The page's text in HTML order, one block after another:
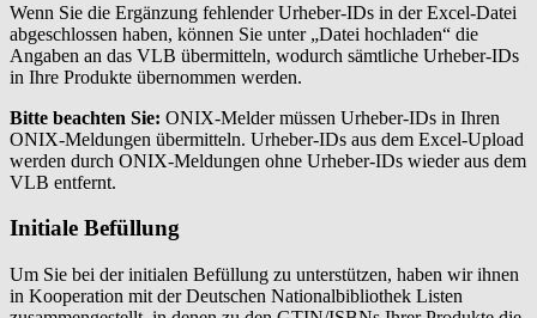
Wenn Sie die Ergänzung fehlender Urheber-IDs in der Excel-Datei
abgeschlossen haben, können Sie unter „Datei hochladen“ die
Angaben an das VLB übermitteln, wodurch sämtliche Urheber-IDs
in Ihre Produkte übernommen werden.
Bitte beachten Sie: ONIX-Melder müssen Urheber-IDs in Ihren
ONIX-Meldungen übermitteln. Urheber-IDs aus dem Excel-Upload
werden durch ONIX-Meldungen ohne Urheber-IDs wieder aus dem
VLB entfernt.
Initiale Befüllung
Um Sie bei der initialen Befüllung zu unterstützen, haben wir ihnen
in Kooperation mit der Deutschen Nationalbibliothek Listen